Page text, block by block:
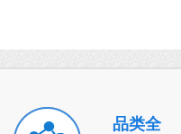
品类全